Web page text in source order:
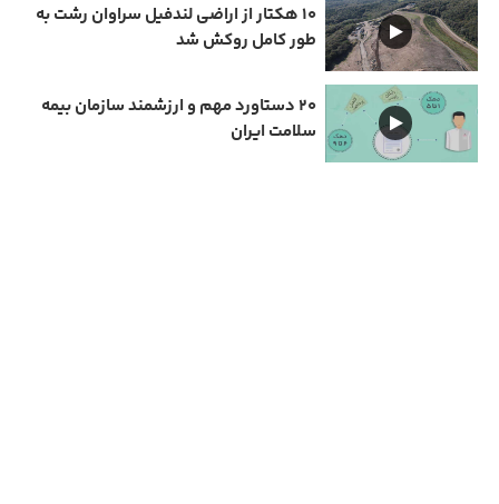
۱۰ هکتار از اراضی لندفیل سراوان رشت به
طور کامل روکش شد
۲۰ دستاورد مهم و ارزشمند سازمان بیمه
سلامت ایران